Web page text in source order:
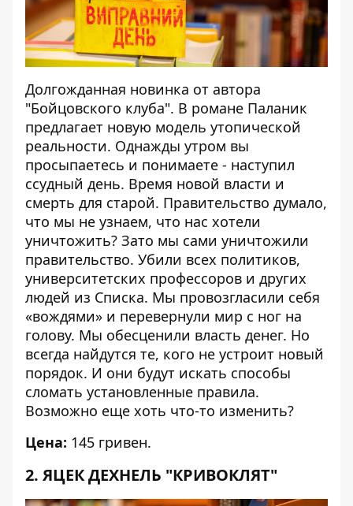
Долгожданная новинка от автора
"Бойцовского клуба". В романе Паланик
предлагает новую модель утопической
реальности. Однажды утром вы
просыпаетесь и понимаете - наступил
ссудный день. Время новой власти и
смерть для старой. Правительство думало,
что мы не узнаем, что нас хотели
уничтожить? Зато мы сами уничтожили
правительство. Убили всех политиков,
университетских профессоров и других
людей из Списка. Мы провозгласили себя
«вождями» и перевернули мир с ног на
голову. Мы обесценили власть денег. Но
всегда найдутся те, кого не устроит новый
порядок. И они будут искать способы
сломать установленные правила.
Возможно еще хоть что-то изменить?
Цена: 145 гривен.
2. ЯЦЕК ДЕХНЕЛЬ "КРИВОКЛЯТ"